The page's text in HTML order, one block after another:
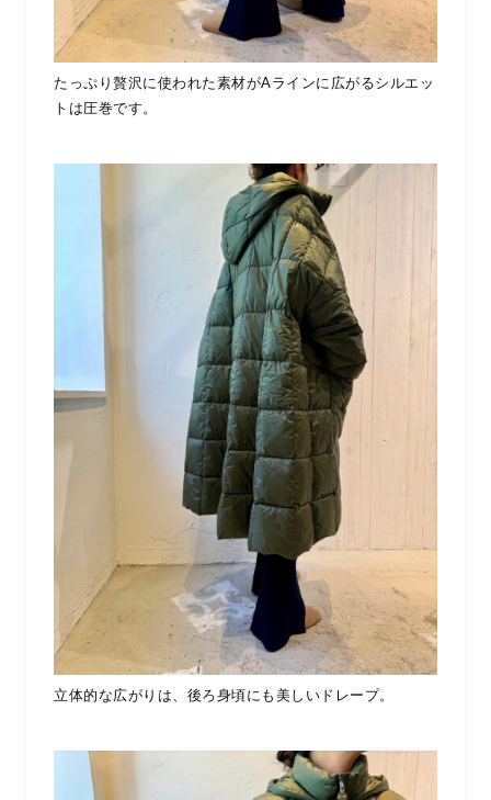
たっぷり贅沢に使われた素材がAラインに広がるシルエッ
トは圧巻です。
立体的な広がりは、後ろ身頃にも美しいドレープ。